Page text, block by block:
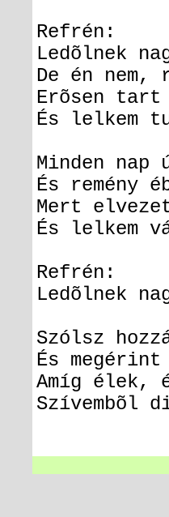
Refrén:
De én
És lelkem
Minden
És
Mert
És lelkem
Refrén:
Szólsz
És
Amíg